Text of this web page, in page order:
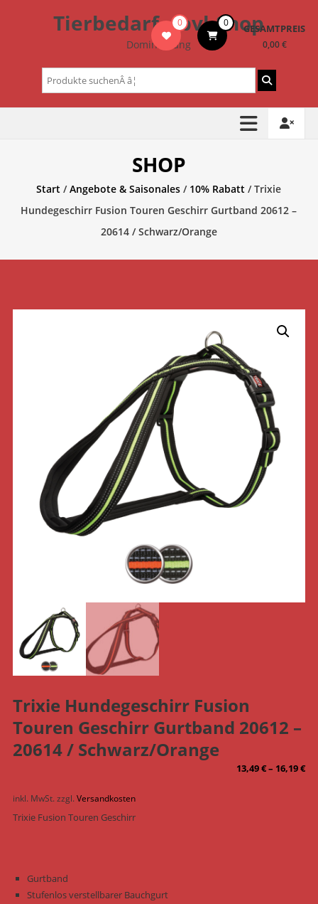
Tierbedarf – bvl-Shop
Dominik Lang
0 0 GESAMTPREIS
0,00 €
Suchen
nach:
SHOP
Start /Angebote & Saisonales / 10% Rabatt / Trixie
Hundegeschirr Fusion Touren Geschirr Gurtband 20612 –
20614 / Schwarz/Orange
Trixie Hundegeschirr Fusion
Touren Geschirr Gurtband 20612 –
20614 / Schwarz/Orange
13,49€– 16,19€
inkl. MwSt.zzgl.Versandkosten
Trixie Fusion Touren Geschirr
Gurtband
Stufenlos verstellbarer Bauchgurt